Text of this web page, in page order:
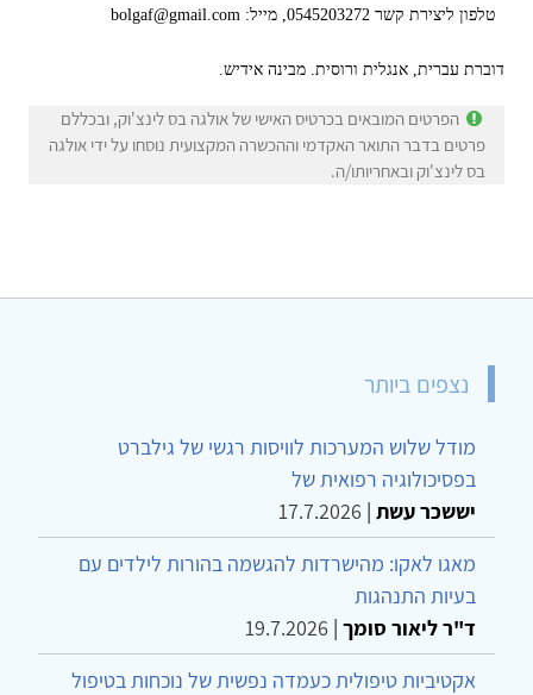
טלפון ליצירת קשר 0545203272, מייל: bolgaf@gmail.com
דוברת עברית, אנגלית ורוסית. מבינה אידיש.
הפרטים המובאים בכרטיס האישי של אולגה בס לינצ'וק, ובכללם
פרטים בדבר התואר האקדמי וההכשרה המקצועית נוסחו על ידי אולגה
בס לינצ'וק ובאחריותו/ה.
נצפים ביותר
מודל שלוש המערכות לוויסות רגשי של גילברט
בפסיכולוגיה רפואית של
יששכר עשת |
17.7.2026
מאגו לאקו: מהישרדות להגשמה בהורות לילדים עם
בעיות התנהגות
ד"ר ליאור סומך |
19.7.2026
אקטיביות טיפולית כעמדה נפשית של נוכחות בטיפול